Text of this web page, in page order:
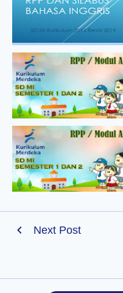
Next Post